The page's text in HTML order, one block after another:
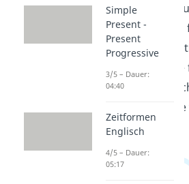
Englischen bildest
erklären dir
diese Zeitform
geben dir
im Alltag. Jetzt
Simple
Present -
Present
Progressive
3/5 – Dauer:
04:40
Zeitformen
Englisch
4/5 – Dauer:
05:17